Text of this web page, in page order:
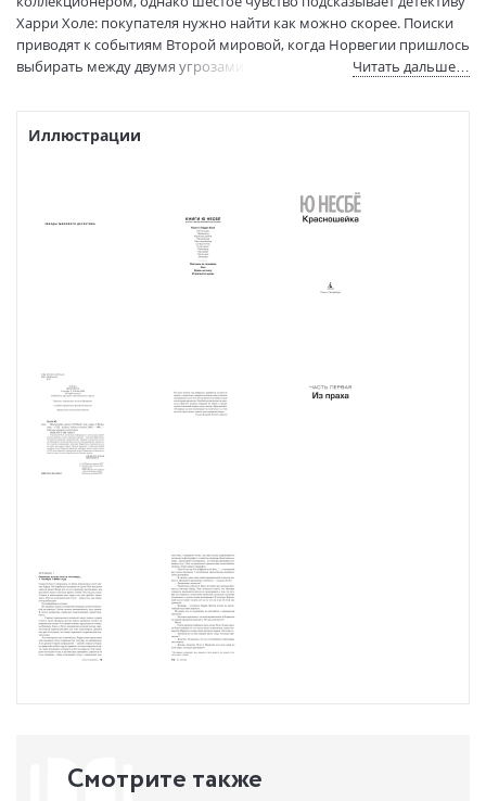
Страниц:
480
Тираж:
3000 экз.
Код товара:
50019002
В продаже с:
Харри Холе: покупателя нужно найти как можно скорее. Поиски
приводят к событиям Второй мировой, когда Норвегии пришлось
выбирать между двумя угрозами XX века: красной и коричневой
ЗДОРОВЬЮ, ИХ НЕЗАКОННЫЙ ОБОРОТ ЗАПРЕЩЁН И ВЛЕЧЕТ
УСТАНОВЛЕННУЮ ЗАКОНОДАТЕЛЬСТВОМ ОТВЕТСТВЕННОСТЬ.
Читать дальше…
Иллюстрации
Смотрите также